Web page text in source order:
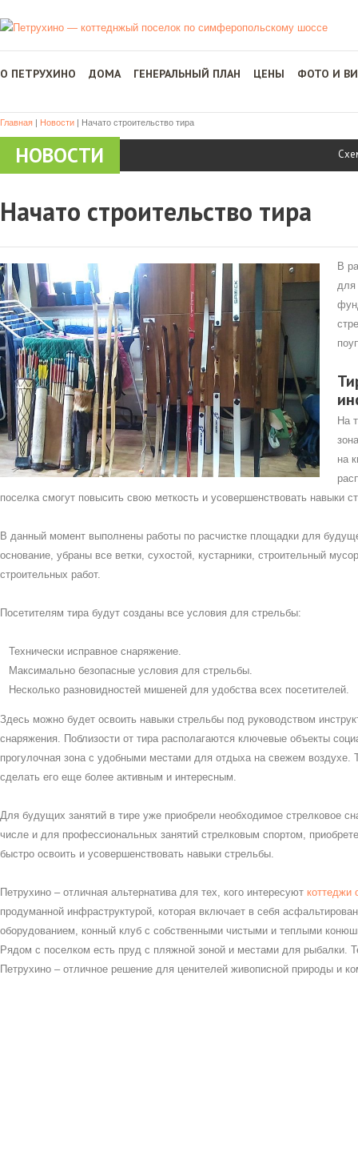
О ПЕТРУХИНО ДОМА ГЕНЕРАЛЬНЫЙ ПЛАН ЦЕНЫ ФОТО И
Главная | Новости | Начато строительство тира
НОВОСТИ
Начато строительство тира
В
для
На
на
поселка смогут повысить свою меткость и усовершенствовать навыки
В данный момент выполнены работы по расчистке площадки для
основание, убраны все ветки, сухостой, кустарники, строительный
строительных работ.
Посетителям тира будут созданы все условия для стрельбы:
Технически исправное снаряжение.
Максимально безопасные условия для стрельбы.
Несколько разновидностей мишеней для удобства всех посетителей.
Здесь можно будет освоить навыки стрельбы под руководством
снаряжения. Поблизости от тира располагаются ключевые объекты
прогулочная зона с удобными местами для отдыха на свежем воздухе.
сделать его еще более активным и интересным.
Для будущих занятий в тире уже приобрели необходимое стрелковое
числе и для профессиональных занятий стрелковым спортом,
быстро освоить и усовершенствовать навыки стрельбы.
Петрухино – отличная альтернатива для тех, кого интересуют коттеджи
продуманной инфраструктурой, которая включает в себя
оборудованием, конный клуб с собственными чистыми и теплыми
Рядом с поселком есть пруд с пляжной зоной и местами для рыбалки.
Петрухино – отличное решение для ценителей живописной природы и